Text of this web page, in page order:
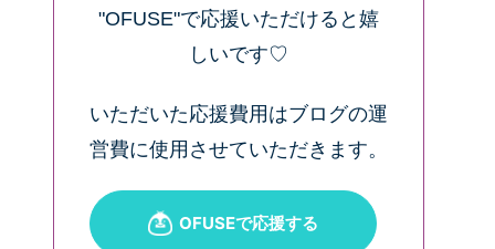
"OFUSE"で応援いただけると嬉
しいです♡
いただいた応援費用はブログの運
営費に使用させていただきます。